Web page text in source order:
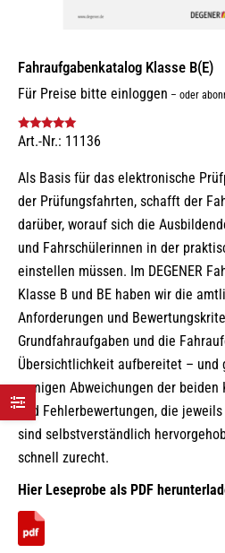
Fahraufgabenkatalog Klasse B(E)
Für Preise bitte einloggen – oder
Bewertet mit
Art.-Nr.: 11136
Als Basis für das elektronische
der Prüfungsfahrten, schafft der
darüber, worauf sich die
und Fahrschülerinnen in der
einstellen müssen. Im DEGENER
Klasse B und BE haben wir die
Anforderungen und
Grundfahraufgaben und die
Übersichtlichkeit aufbereitet – und
wenigen Abweichungen der beiden
und Fehlerbewertungen, die
sind selbstverständlich
schnell zurecht.
Hier Leseprobe als PDF